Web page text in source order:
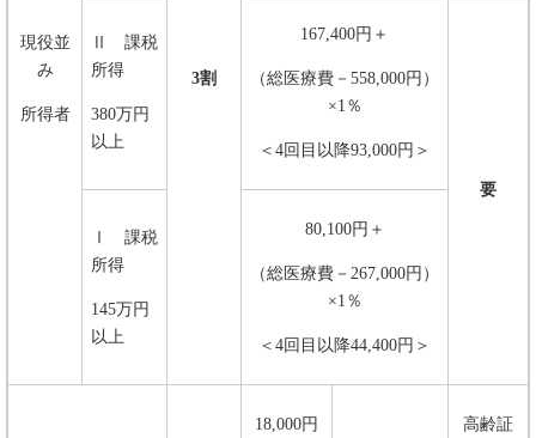
現役並
み
所得者
3割
Ⅱ 課税
所得
380万円
以上
167,400円＋
（総医療費－558,000円）
×1％
＜4回目以降93,000円＞
要
Ⅰ 課税
所得
145万円
以上
80,100円＋
（総医療費－267,000円）
×1％
＜4回目以降44,400円＞
18,000円
高齢証